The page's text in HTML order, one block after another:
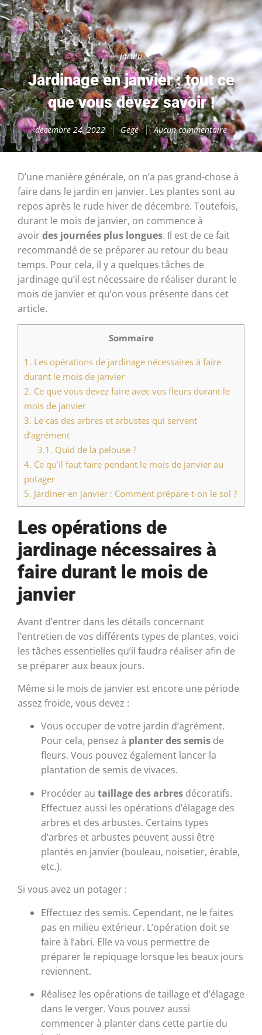
Jardin
Jardinage en janvier : tout ce
que vous devez savoir !
décembre 24, 2022 Gégé Aucun commentaire
D’une manière générale, on n’a pas grand-chose à
faire dans le jardin en janvier. Les plantes sont au
repos après le rude hiver de décembre. Toutefois,
durant le mois de janvier, on commence à
avoirdes journées plus longues. Il est de ce fait
recommandé de se préparer au retour du beau
temps. Pour cela, il y a quelques tâches de
jardinage qu’il est nécessaire de réaliser durant le
mois de janvier et qu’on vous présente dans cet
article.
Sommaire
1. Les opérations de jardinage nécessaires à faire
durant le mois de janvier
2. Ce que vous devez faire avec vos fleurs durant le
mois de janvier
3. Le cas des arbres et arbustes qui servent
d’agrément
3.1. Quid de la pelouse ?
4. Ce qu’il faut faire pendant le mois de janvier au
potager
5. Jardiner en janvier : Comment prépare-t-on le sol ?
Les opérations de
jardinage nécessaires à
faire durant le mois de
janvier
Avant d’entrer dans les détails concernant
l’entretien de vos différents types de plantes, voici
les tâches essentielles qu’il faudra réaliser afin de
se préparer aux beaux jours.
Même si le mois de janvier est encore une période
assez froide, vous devez :
Vous occuper de votre jardin d’agrément.
Pour cela, pensez à planter des semis de
fleurs. Vous pouvez également lancer la
plantation de semis de vivaces.
Procéder au taillage des arbres décoratifs.
Effectuez aussi les opérations d’élagage des
arbres et des arbustes. Certains types
d’arbres et arbustes peuvent aussi être
plantés en janvier (bouleau, noisetier, érable,
etc.).
Si vous avez un potager :
Effectuez des semis. Cependant, ne le faites
pas en milieu extérieur. L’opération doit se
faire à l’abri. Elle va vous permettre de
préparer le repiquage lorsque les beaux jours
reviennent.
Réalisez les opérations de taillage et d’élagage
dans le verger. Vous pouvez aussi
commencer à planter dans cette partie du